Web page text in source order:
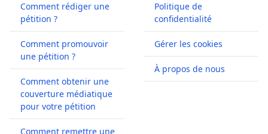
Comment rédiger une
pétition ?
Comment promouvoir
une pétition ?
Comment obtenir une
couverture médiatique
pour votre pétition
Comment remettre une
Politique de
confidentialité
Gérer les cookies
À propos de nous